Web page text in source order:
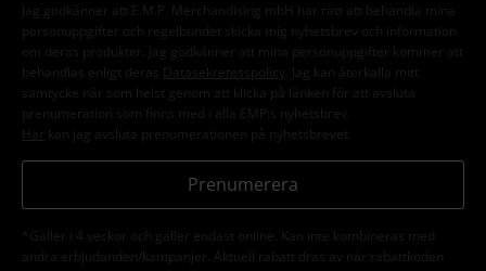
Jag godkänner att E.M.P. Merchandising mbH har rätt att behandla mina
personuppgifter och regelbundet skicka mig nyhetsbrev och information
om deras produkter. Jag godkänner att mina personuppgifter kommer att
behandlas enligt deras
Datasekretesspolicy
. Jag kan återkalla mitt
samtycke när som helst genom att klicka på länken för att avsluta
prenumeration som finns med i alla EMP:s nyhetsbrev.
Här kan jag avsluta prenumerationen på nyhetsbrevet.
Prenumerera
*Gäller i 4 veckor och gäller endast online. Kan inte kombineras med
andra erbjudanden/kampanjer. Aktuell rabatt dras av när rabattkoden